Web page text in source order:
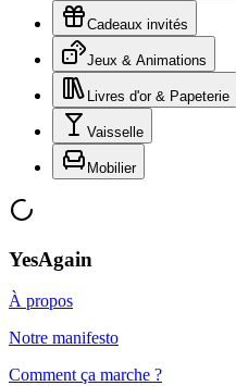
Cadeaux invités
Jeux & Animations
Livres d'or & Papeterie
Vaisselle
Mobilier
YesAgain
À propos
Notre manifesto
Comment ça marche ?